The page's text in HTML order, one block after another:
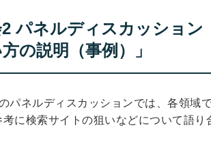
パネルディスカッション
の説明（事例）」
パネルディスカッションでは、各領域
考に検索サイトの狙いなどについて語